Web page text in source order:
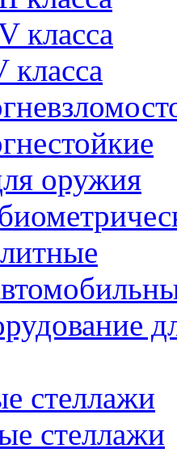
класса
оружия
стеллажи
стеллажи